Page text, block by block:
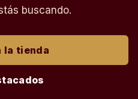
buscando.
la tienda